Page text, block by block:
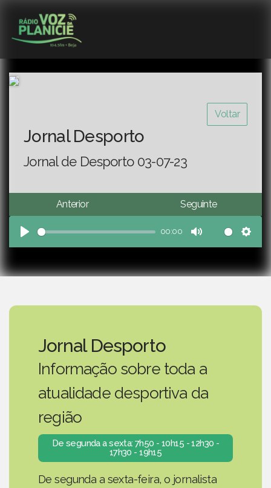
Voltar
Jornal Desporto
Jornal de Desporto 03-07-23
Anterior Seguinte
Play
00:00
Mute
Jornal Desporto
Informação sobre toda a
atualidade desportiva da
região
De segunda a sexta: 7h50 - 10h15 - 12h30 -
17h30 - 19h15
De segunda a sexta-feira, o jornalista